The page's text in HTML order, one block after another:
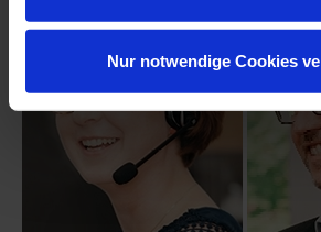
Nur notwendige Cookies